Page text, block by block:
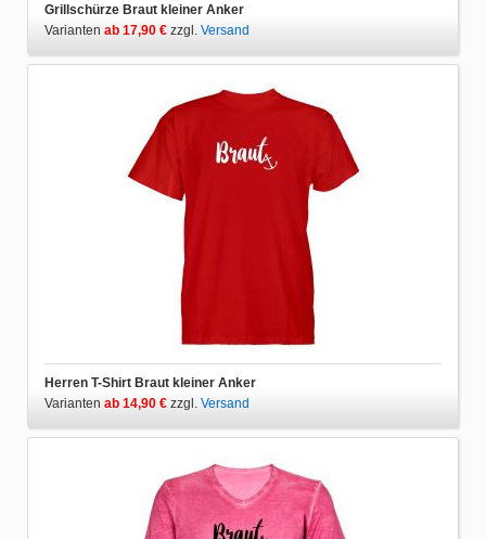
Grillschürze Braut kleiner Anker
Varianten ab 17,90 € zzgl. Versand
Herren T-Shirt Braut kleiner Anker
Varianten ab 14,90 € zzgl. Versand